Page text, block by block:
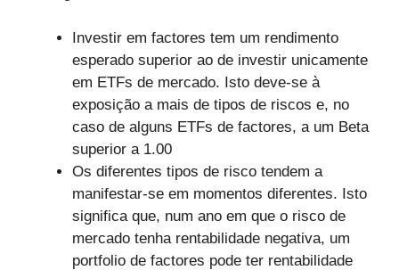
Investir em factores tem um rendimento
esperado superior ao de investir unicamente
em ETFs de mercado. Isto deve-se à
exposição a mais de tipos de riscos e, no
caso de alguns ETFs de factores, a um Beta
superior a 1.00
Os diferentes tipos de risco tendem a
manifestar-se em momentos diferentes. Isto
significa que, num ano em que o risco de
mercado tenha rentabilidade negativa, um
portfolio de factores pode ter rentabilidade